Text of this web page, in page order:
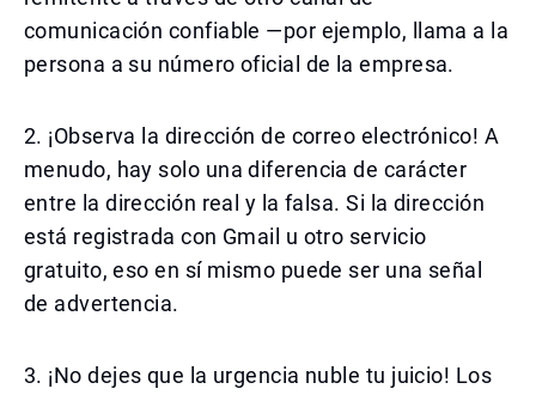
comunicación confiable —por ejemplo, llama a la
persona a su número oficial de la empresa.
2. ¡Observa la dirección de correo electrónico! A
menudo, hay solo una diferencia de carácter
entre la dirección real y la falsa. Si la dirección
está registrada con Gmail u otro servicio
gratuito, eso en sí mismo puede ser una señal
de advertencia.
3. ¡No dejes que la urgencia nuble tu juicio! Los